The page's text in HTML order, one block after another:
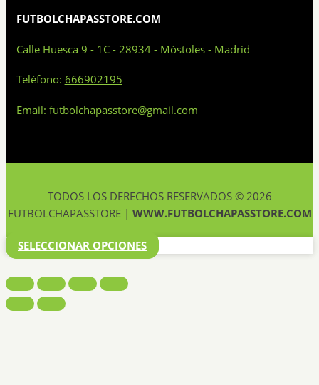
FUTBOLCHAPASSTORE.COM
Calle Huesca 9 - 1C - 28934 - Móstoles - Madrid
Teléfono: 666902195
Email: futbolchapasstore@gmail.com
TODOS LOS DERECHOS RESERVADOS © 2026
FUTBOLCHAPASSTORE | WWW.FUTBOLCHAPASSTORE.COM
SELECCIONAR OPCIONES